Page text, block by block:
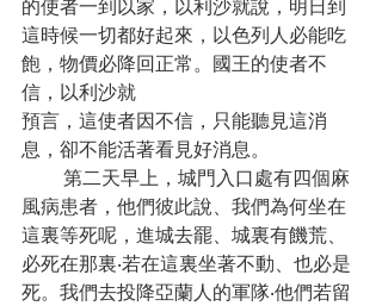
的使者一到以家，以利沙就說，明日到
這時候一切都好起來，以色列人必能吃
飽，物價必降回正常。國王的使者不
信，以利沙就
預言，這使者因不信，只能聽見這消
息，卻不能活著看見好消息。
風病患者，他們彼此說、我們為何坐在
這裏等死呢，進城去罷、城裏有饑荒、
必死在那裏‧若在這裏坐著不動、也必是
死。我們去投降亞蘭人的軍隊‧他們若留